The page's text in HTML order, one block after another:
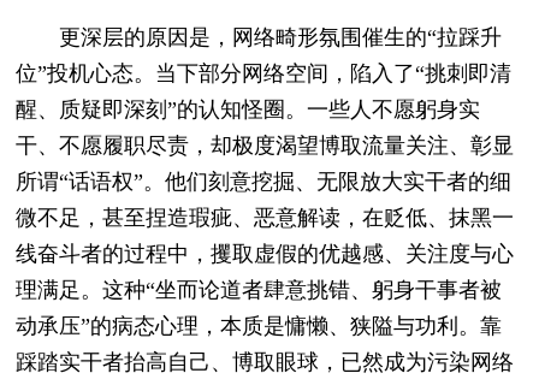
更深层的原因是，网络畸形氛围催生的“拉踩升
位”投机心态。当下部分网络空间，陷入了“挑刺即清
醒、质疑即深刻”的认知怪圈。一些人不愿躬身实
干、不愿履职尽责，却极度渴望博取流量关注、彰显
所谓“话语权”。他们刻意挖掘、无限放大实干者的细
微不足，甚至捏造瑕疵、恶意解读，在贬低、抹黑一
线奋斗者的过程中，攫取虚假的优越感、关注度与心
理满足。这种“坐而论道者肆意挑错、躬身干事者被
动承压”的病态心理，本质是慵懒、狭隘与功利。靠
踩踏实干者抬高自己、博取眼球，已然成为污染网络